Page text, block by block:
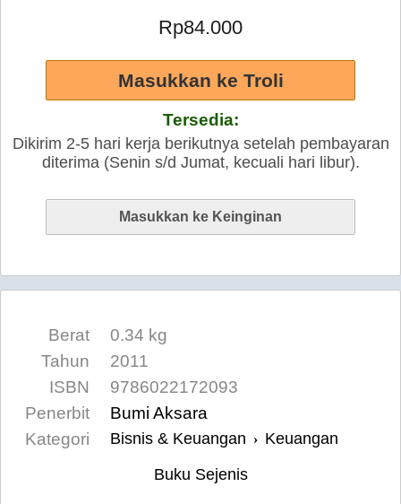
Rp84.000
Tersedia:
Dikirim 2-5 hari kerja berikutnya setelah pembayaran
diterima (Senin s/d Jumat, kecuali hari libur).
Berat
0.34 kg
Tahun
2011
ISBN
9786022172093
Penerbit
Bumi Aksara
Kategori
Bisnis & Keuangan › Keuangan
Buku Sejenis